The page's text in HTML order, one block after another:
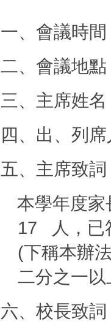
一、會議時間
二、會議地
三、主席姓
四、出、列
五、主席致詞
本學年度家
17
人，
(下稱本辦
二分之一
六、校長致詞